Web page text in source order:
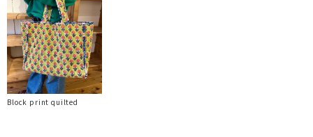
Block print quilted